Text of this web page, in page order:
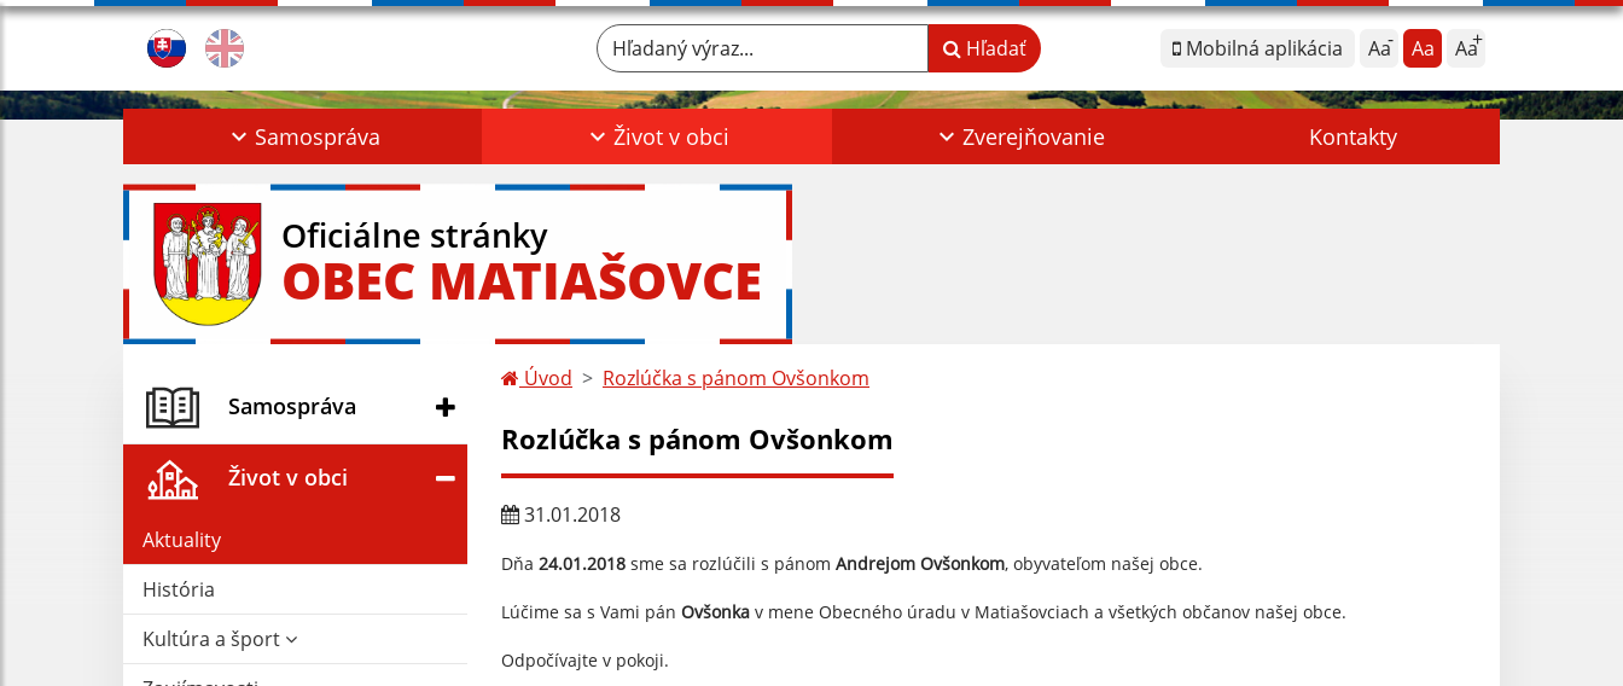
Mobilná aplikácia Aa Aa Aa
Hľadaný výraz... Hľadať
Samospráva Život v obci Zverejňovanie Kontakty
Oficiálne stránky
OBEC MATIAŠOVCE
Samospráva
Život v obci
Aktuality
História
Kultúra a šport
Úvod Rozlúčka s pánom Ovšonkom
Rozlúčka s pánom Ovšonkom
31.01.2018
Dňa 24.01.2018 sme sa rozlúčili s pánom Andrejom Ovšonkom, obyvateľom našej obce.
Lúčime sa s Vami pán Ovšonka v mene Obecného úradu v Matiašovciach a všetkých občanov našej obce.
Odpočívajte v pokoji.